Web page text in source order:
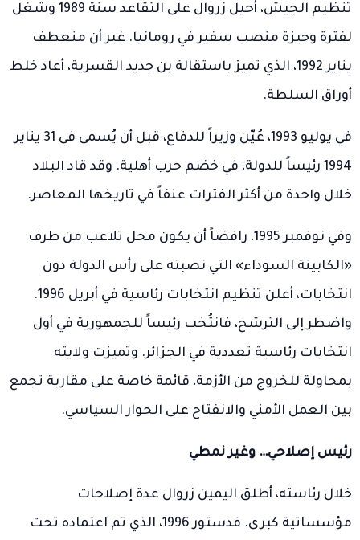
تنظيم الجيش، أُحيل زروال على التقاعد سنة 1989 وشغل
لفترة وجيزة منصب سفير في رومانيا. غير أن منعطف
يناير 1992، الذي تميز باستقالة بن جديد القسرية، أعاد خلط
أوراق السلطة.
في يوليو 1993، عُيّن وزيراً للدفاع، قبل أن يُسمى في 31 يناير
1994 رئيساً للدولة، في خضم حرب أهلية. وقد قاد البلاد
خلال واحدة من أكثر الفترات عنفاً في تاريخها المعاصر.
وفي نوفمبر 1995، رافضاً أن يكون محل تلاعب من طرف
«الكابينة السوداء» التي نصبته على رأس الدولة دون
انتخابات، أعلن تنظيم انتخابات رئاسية في أبريل 1996.
واضطر إلى الترشح، فانتُخب رئيساً للجمهورية في أول
انتخابات رئاسية تعددية في الجزائر. وتميزت ولايته
بمحاولة للخروج من الأزمة، قائمة خاصة على مقاربة تجمع
بين العمل الأمني والانفتاح على الحوار السياسي.
رئيس إصلاحي… وغير نمطي
خلال رئاسته، أطلق اليمين زروال عدة إصلاحات
مؤسساتية كبرى. فدستور 1996، الذي تم اعتماده تحت